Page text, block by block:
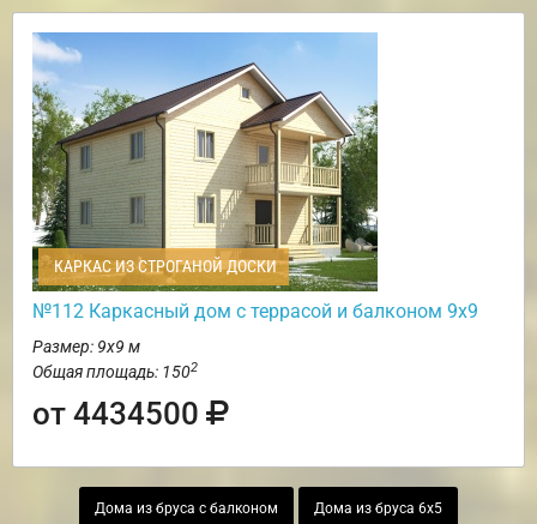
КАРКАС ИЗ СТРОГАНОЙ ДОСКИ
№112 Каркасный дом с террасой и балконом 9х9
Размер: 9х9 м
Общая площадь: 1502
от 4434500
Дома из бруса с балконом Дома из бруса 6х5